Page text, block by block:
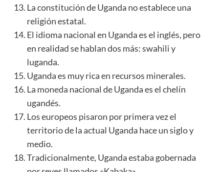
La constitución de Uganda no establece una
religión estatal.
El idioma nacional en Uganda es el inglés, pero
en realidad se hablan dos más: swahili y
luganda.
Uganda es muy rica en recursos minerales.
La moneda nacional de Uganda es el chelín
ugandés.
Los europeos pisaron por primera vez el
territorio de la actual Uganda hace un siglo y
medio.
Tradicionalmente, Uganda estaba gobernada